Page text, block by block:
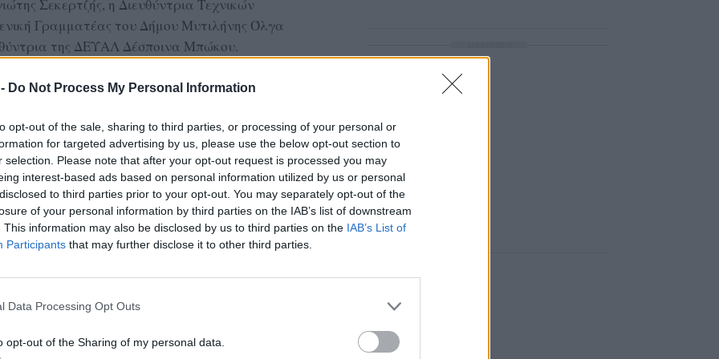
Do Not Process My Personal Information
opt-out of the sale, sharing to third parties, or processing of your personal or
for targeted advertising by us, please use the below opt-out section to
selection. Please note that after your opt-out request is processed you may
interest-based ads based on personal information utilized by us or personal
to third parties prior to your opt-out. You may separately opt-out of the
of your personal information by third parties on the IAB’s list of downstream
This information may also be disclosed by us to third parties on the IAB’s List of
Participants that may further disclose it to other third parties.
Data Processing Opt Outs
opt-out of the Sharing of my personal data.
Σεκερτζής, η Διευθύντρια Τεχνικών
Γραμματέας του Δήμου Μυτιλήνης Όλγα
της ΔΕΥΑΛ Δέσποινα Μπώκου.